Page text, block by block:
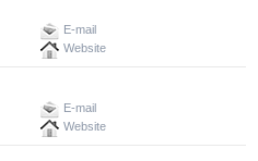
E-mail
Website
E-mail
Website